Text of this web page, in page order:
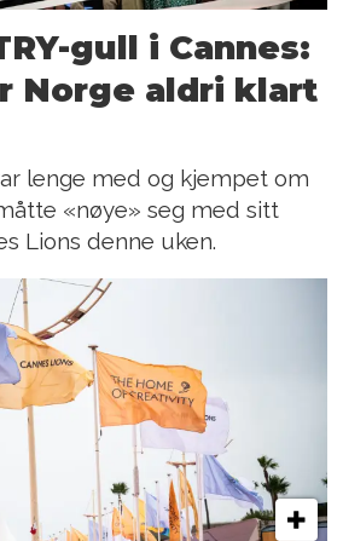
gull i Cannes:
Norge aldri klart
lenge med og kjempet om
«nøye» seg med sitt
Lions denne uken.